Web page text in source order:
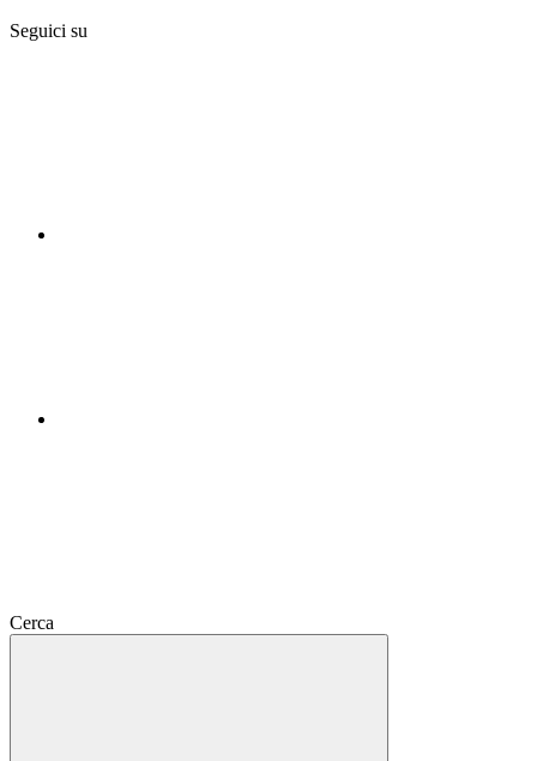
Seguici su
Cerca